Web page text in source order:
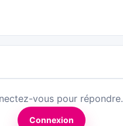
vous pour répondre.
Connexion